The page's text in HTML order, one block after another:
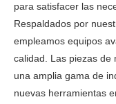
para satisfacer las
Respaldados por
empleamos equipos
calidad. Las piezas de
una amplia gama de
nuevas herramientas